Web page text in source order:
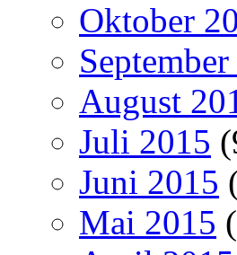
Oktober
August
Juli 2015
Juni 2015
Mai 2015